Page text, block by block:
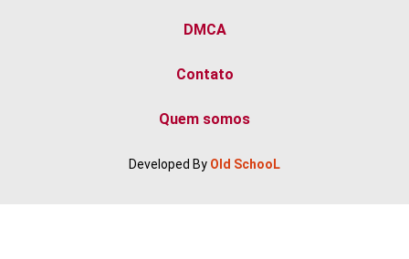
Quem somos
Contato
DMCA
Developed By Old SchooL